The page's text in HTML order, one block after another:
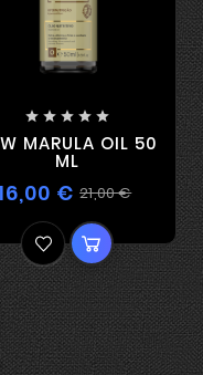
    
MARULA OIL 50
ML
€ 21,00 €